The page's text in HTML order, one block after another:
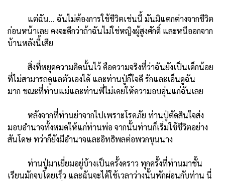
แต่ฉัน… ฉันไม่ต้องการใช้ชีวิตเช่นนี้ มันมิแตกต่างจากชีวิต
ก่อนหน้าเลย คงจะดีกว่าถ้าฉันไม่ใช่หญิงผู้สูงศักดิ์ และหนีออกจาก
บ้านหลังนี้เสีย
สิ่งที่หยุดความคิดนั้นไว้ คือความจริงที่ว่าฉันยังเป็นเด็กน้อย
ที่ไม่สามารถดูแลตัวเองได้ และท่านปู่ก็ใจดี รักและเอ็นดูฉัน
มาก ขณะที่ท่านแม่และท่านพี่ไม่เคยให้ความอบอุ่นแก่ฉันเลย
หลังจากที่ท่านย่าจากไปเพราะโรคภัย ท่านปู่ตัดสินใจส่ง
มอบอำนาจทั้งหมดให้แก่ท่านพ่อ จากนั้นท่านก็เริ่มใช้ชีวิตอย่าง
สันโดษ ทว่าก็ยังมีอำนาจและอิทธิพลต่อพวกขุนนาง
ท่านปู่มาเยี่ยมอยู่บ้างเป็นครั้งคราว ทุกครั้งที่ท่านมาชั้น
เรียนมักจบโดยเร็ว และฉันจะได้ใช้เวลาว่างนั้นพักผ่อนกับท่าน นี่